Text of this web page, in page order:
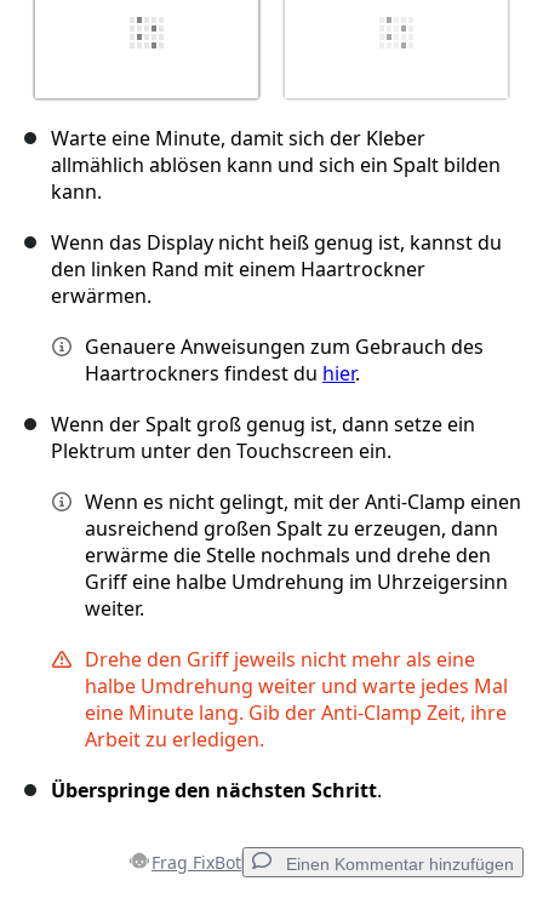
Warte eine Minute, damit sich der Kleber
allmählich ablösen kann und sich ein Spalt bilden
kann.
Wenn das Display nicht heiß genug ist, kannst du
den linken Rand mit einem Haartrockner
erwärmen.
Genauere Anweisungen zum Gebrauch des
Haartrockners findest du hier.
Wenn der Spalt groß genug ist, dann setze ein
Plektrum unter den Touchscreen ein.
Wenn es nicht gelingt, mit der Anti-Clamp einen
ausreichend großen Spalt zu erzeugen, dann
erwärme die Stelle nochmals und drehe den
Griff eine halbe Umdrehung im Uhrzeigersinn
weiter.
Drehe den Griff jeweils nicht mehr als eine
halbe Umdrehung weiter und warte jedes Mal
eine Minute lang. Gib der Anti-Clamp Zeit, ihre
Arbeit zu erledigen.
Überspringe den nächsten Schritt.
Frag FixBot Einen Kommentar hinzufügen